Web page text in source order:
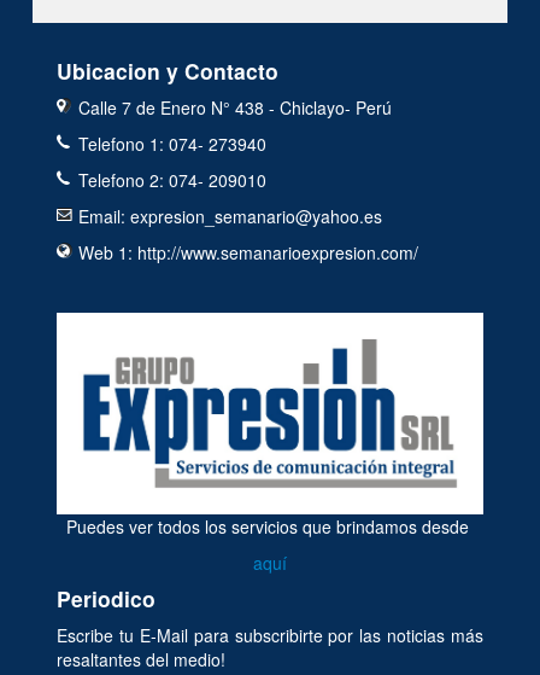
Ubicacion y Contacto
Calle 7 de Enero N° 438 - Chiclayo- Perú
Telefono 1: 074- 273940
Telefono 2: 074- 209010
Email: expresion_semanario@yahoo.es
Web 1: http://www.semanarioexpresion.com/
Puedes ver todos los servicios que brindamos desde
aquí
Periodico
Escribe tu E-Mail para subscribirte por las noticias más
resaltantes del medio!